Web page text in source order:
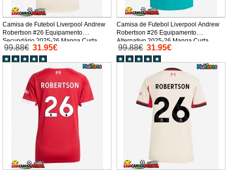
Camisa de Futebol Liverpool Andrew
Robertson #26 Equipamento
Secundário 2025-26 Manga Curta
99.88€ 31.95€
Camisa de Futebol Liverpool Andrew
Robertson #26 Equipamento
Alternativo 2025-26 Manga Curta
99.88€ 31.95€